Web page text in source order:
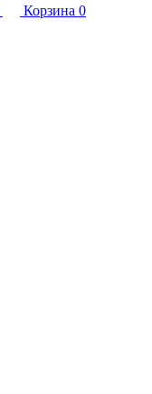
Корзина 0